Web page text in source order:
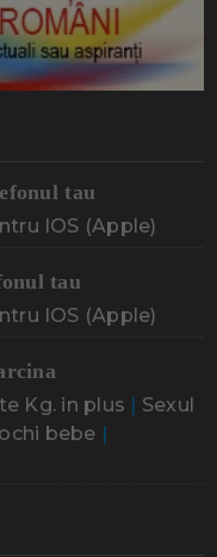
tau
IOS (Apple)
tau
IOS (Apple)
Kg. in plus | Sexul
bebe |